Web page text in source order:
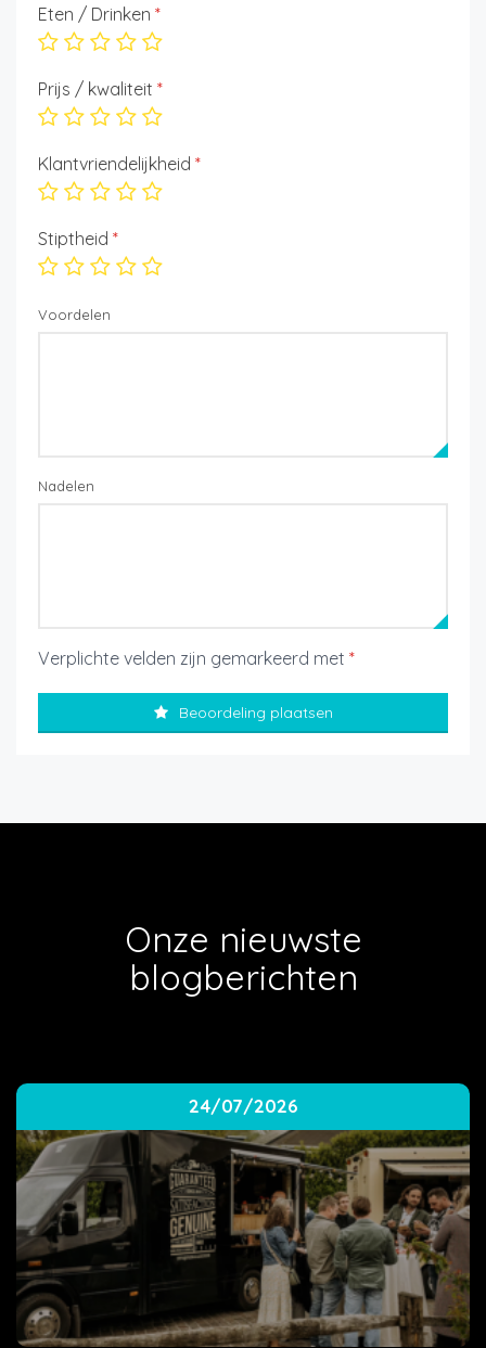
Eten / Drinken *
Prijs / kwaliteit *
Klantvriendelijkheid *
Stiptheid *
Voordelen
Nadelen
Verplichte velden zijn gemarkeerd met *
Beoordeling plaatsen
Onze nieuwste
blogberichten
24/07/2026